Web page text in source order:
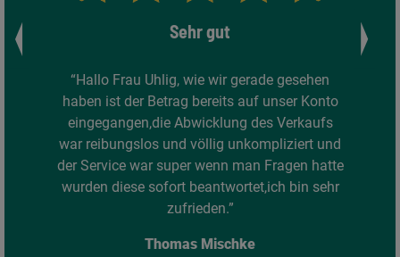
und
hatte
bin sehr
"Sehr geehrte Frau Uhlig, ich
recht herzlich bei Ihnen
sehr guten Service und die
kann Ihnen versichern, das ich
Dienste wieder in Anspuch
Auch kann ich Ihre Firma